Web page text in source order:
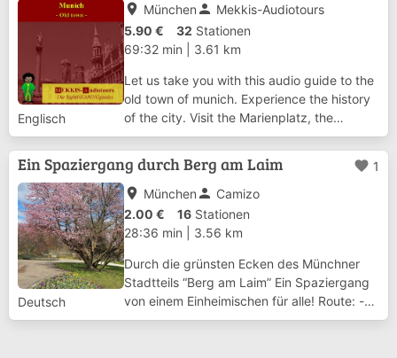
Englisch
place München person Mekkis-Audiotours
5.90 €
32 Stationen
69:32 min
3.61 km
Let us take you with this audio guide to the
old town of munich. Experience the history
of the city. Visit the Marienplatz, the
Cathedral and the Nobility’s Palaces. See
the Theatiner Church and the
Feldherrenhalle. On the way to the world
famous...
Ein Spaziergang durch Berg am Laim favorite 1
Deutsch
place München person Camizo
2.00 €
16 Stationen
28:36 min
3.56 km
Durch die grünsten Ecken des Münchner
Stadtteils “Berg am Laim” Ein Spaziergang
von einem Einheimischen für alle! Route: -
Von der Josephsburg [U2] - über den